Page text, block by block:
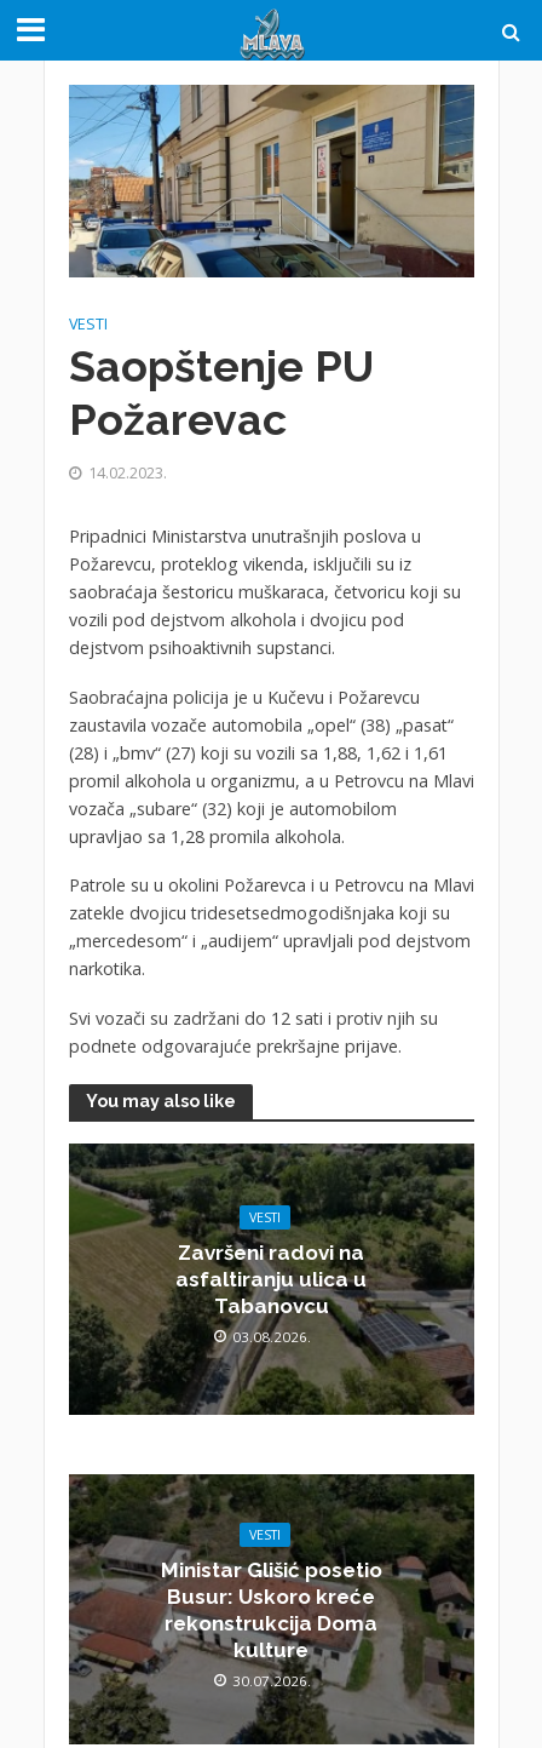
VESTI
Saopštenje PU
Požarevac
14.02.2023.
Pripadnici Ministarstva unutrašnjih poslova u
Požarevcu, proteklog vikenda, isključili su iz
saobraćaja šestoricu muškaraca, četvoricu koji su
vozili pod dejstvom alkohola i dvojicu pod
dejstvom psihoaktivnih supstanci.
Saobraćajna policija je u Kučevu i Požarevcu
zaustavila vozače automobila „opel“ (38) „pasat“
(28) i „bmv“ (27) koji su vozili sa 1,88, 1,62 i 1,61
promil alkohola u organizmu, a u Petrovcu na Mlavi
vozača „subare“ (32) koji je automobilom
upravljao sa 1,28 promila alkohola.
Patrole su u okolini Požarevca i u Petrovcu na Mlavi
zatekle dvojicu tridesetsedmogodišnjaka koji su
„mercedesom“ i „audijem“ upravljali pod dejstvom
narkotika.
Svi vozači su zadržani do 12 sati i protiv njih su
podnete odgovarajuće prekršajne prijave.
You may also like
VESTI
Završeni radovi na
asfaltiranju ulica u
Tabanovcu
03.08.2026.
VESTI
Ministar Glišić posetio
Busur: Uskoro kreće
rekonstrukcija Doma
kulture
30.07.2026.